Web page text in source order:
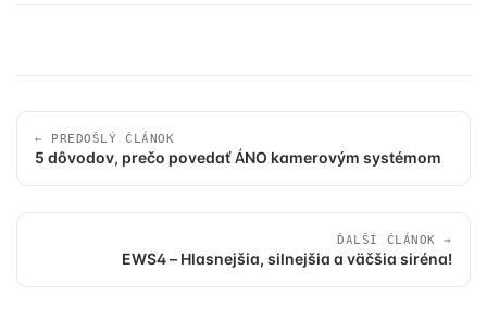
← PREDOŠLÝ ČLÁNOK
5 dôvodov, prečo povedať ÁNO kamerovým systémom
ĎALŠÍ ČLÁNOK →
EWS4 – Hlasnejšia, silnejšia a väčšia siréna!